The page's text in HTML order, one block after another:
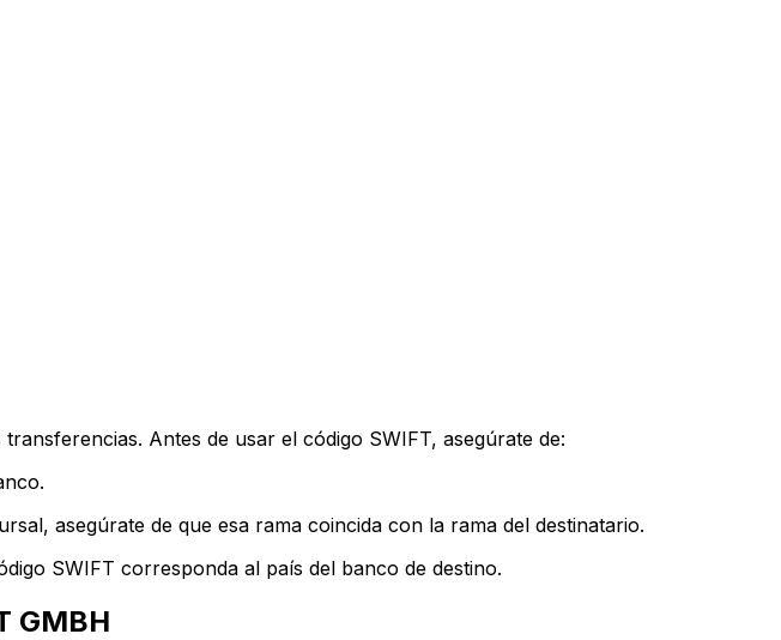
Antes de usar el código SWIFT, asegúrate de:
asegúrate de que esa rama coincida con la rama del destinatario.
SWIFT corresponda al país del banco de destino.
GMBH